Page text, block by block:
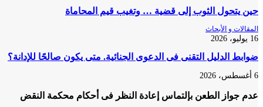
حين يتحول الثوب إلى قضية … وتغيب قيم المحاماة
المقالات و الأبحاث
16 يوليو، 2026
ضوابط الدليل التقنى فى الدعوى الجنائية. متى يكون صالحًا للإدانة؟
6 أغسطس، 2026
عدم جواز الطعن بإلتماس إعادة النظر فى أحكام محكمة النقض